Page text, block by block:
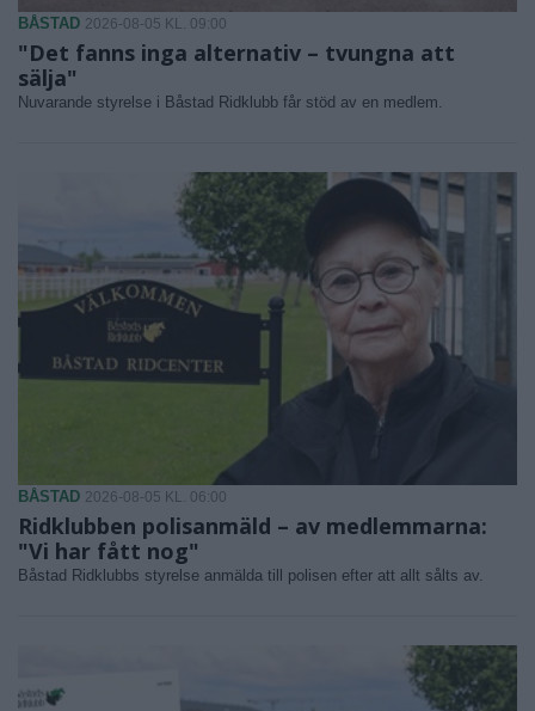
BÅSTAD 2026-08-05 KL. 09:00
"Det fanns inga alternativ – tvungna att
sälja"
Nuvarande styrelse i Båstad Ridklubb får stöd av en medlem.
BÅSTAD 2026-08-05 KL. 06:00
Ridklubben polisanmäld – av medlemmarna:
"Vi har fått nog"
Båstad Ridklubbs styrelse anmälda till polisen efter att allt sålts av.